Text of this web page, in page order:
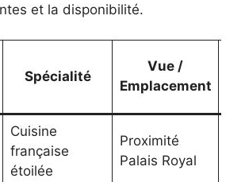
et la disponibilité.
Spécialité
Vue /
Emplacement
Cuisine
française
étoilée
Proximité
Palais Royal